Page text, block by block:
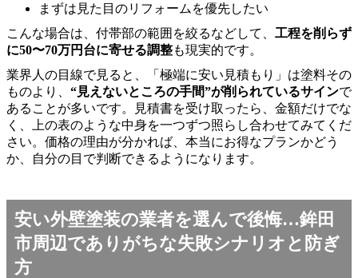
まずは見た目のリフォームを優先したい
こんな場合は、付帯部の範囲を絞るなどして、 工程を削らず
に50〜70万円台に寄せる調整も現実的です。
業界人の目線で見ると、「極端に安い見積もり」は塗料その
ものより、 “見えないところの手間”が削られているサインで
あることが多いです。見積書を受け取ったら、金額だけでな
く、上の表のような中身を一つずつ照らし合わせてみてくだ
さい。価格の理由が分かれば、本当にお得なプランかどう
か、自分の目で判断できるようになります。
安い外壁塗装の業者を選んで後悔…鉾田
市周辺でありがちな失敗シナリオと防ぎ
方